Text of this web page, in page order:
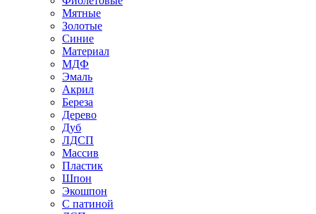
Мятные
Золотые
Синие
Материал
МДФ
Эмаль
Акрил
Береза
Дерево
Дуб
ЛДСП
Массив
Пластик
Шпон
Экошпон
С патиной